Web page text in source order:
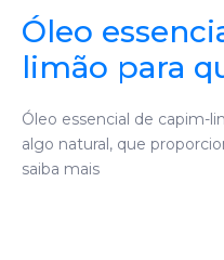
Óleo
limão para
Óleo essencial de capim-
algo natural, que
saiba mais